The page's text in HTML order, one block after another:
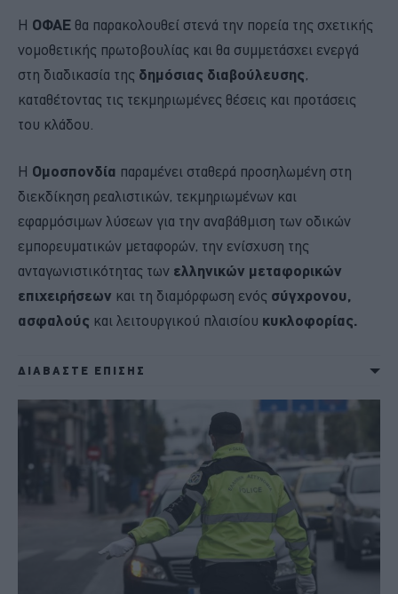
Η ΟΦΑΕ θα παρακολουθεί στενά την πορεία της σχετικής
νομοθετικής πρωτοβουλίας και θα συμμετάσχει ενεργά
στη διαδικασία της δημόσιας διαβούλευσης,
καταθέτοντας τις τεκμηριωμένες θέσεις και προτάσεις
του κλάδου.
Η Ομοσπονδία παραμένει σταθερά προσηλωμένη στη
διεκδίκηση ρεαλιστικών, τεκμηριωμένων και
εφαρμόσιμων λύσεων για την αναβάθμιση των οδικών
εμπορευματικών μεταφορών, την ενίσχυση της
ανταγωνιστικότητας των ελληνικών μεταφορικών
επιχειρήσεων και τη διαμόρφωση ενός σύγχρονου,
ασφαλούς και λειτουργικού πλαισίου κυκλοφορίας.
ΔΙΑΒΑΣΤΕ ΕΠΙΣΗΣ